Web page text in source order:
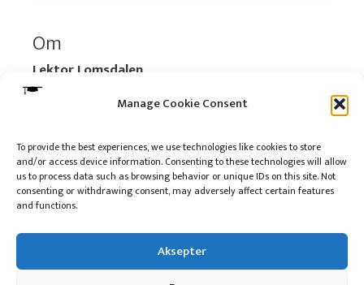
Manage Cookie Consent
To provide the best experiences, we use technologies like cookies to store
and/or access device information. Consenting to these technologies will allow
us to process data such as browsing behavior or unique IDs on this site. Not
consenting or withdrawing consent, may adversely affect certain features
and functions.
Aksepter
Om
Lektor Lomsdalen
Organisasjonsnummer:
920 712 312 MVA
Les mer:Om selskapet
Les mer:Om reklame på podkasten